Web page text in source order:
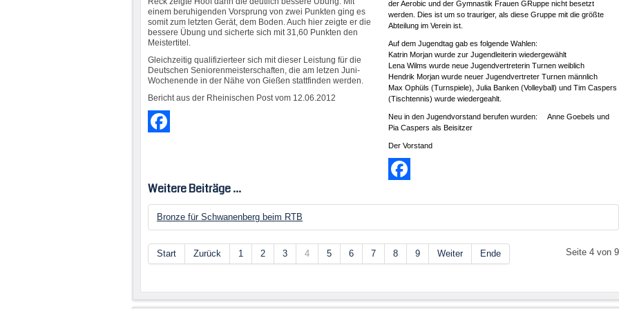
einem beruhigenden Vorsprung von zwei Punkten ging es
somit zum letzten Gerät, dem Boden. Auch hier zeigte er die
bessere Übung und sicherte sich mit 31,60 Punkten den
Meistertitel.
Gleichzeitig qualifizierteer sich mit dieser Leistung für die
Deutschen Seniorenmeisterschaften, die am letzen Juni-
Wochenende in der Nähe von Gießen stattfinden werden.
Bericht aus der Rheinischen Post vom 12.06.2012
der Aerobic und der Gymnastik Frauen GRuppe nicht besetzt
werden. Dies ist um so trauriger, als diese Gruppe mit die größte
Abteilung im Verein ist.
Auf dem Jugendtag gab es folgende Wahlen:
Katrin Morjan wurde zur Jugendleiterin wiedergewählt
Lena Wilms wurde neue Jugendvertreterin Turnen weiblich
Hendrik Morjan wurde neuer Jugendvertreter Turnen männlich
Max Ophüls (Turnspiele), Julia Banken (Volleyball) und Tim Caspers
(Tischtennis) wurde wiedergeahlt.
Neu in den Jugendvorstand berufen wurden: Anne Goebels und
Pia Caspers als Beisitzer
Der Vorstand
Weitere Beiträge ...
Bronze für Schwanenberg beim RTB
Seite 4 von 9
Start Zurück 1 2 3 4 5 6 7 8 9 Weiter Ende